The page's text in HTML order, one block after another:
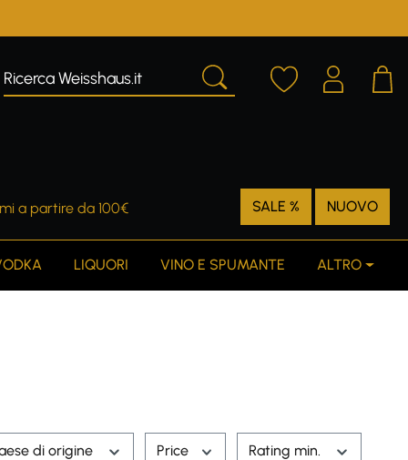
a partire da 100€ SALE % NUOVO
LIQUORI VINO E SPUMANTE ALTRO
di origine Price Rating min.